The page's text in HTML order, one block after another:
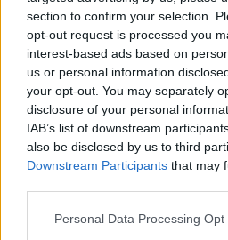
section to confirm your selection.
opt-out request is processed you
interest-based ads based on
us or personal information
your opt-out. You may separately
disclosure of your personal
IAB’s list of downstream
also be disclosed by us to third
Downstream Participants that may
Personal Data Processing Opt
TAGY superhrubá mzda Václav